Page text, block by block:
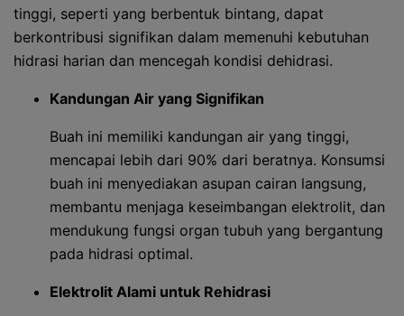
tinggi, seperti yang berbentuk bintang, dapat
berkontribusi signifikan dalam memenuhi kebutuhan
hidrasi harian dan mencegah kondisi dehidrasi.
Kandungan Air yang Signifikan
Buah ini memiliki kandungan air yang tinggi,
mencapai lebih dari 90% dari beratnya. Konsumsi
buah ini menyediakan asupan cairan langsung,
membantu menjaga keseimbangan elektrolit, dan
mendukung fungsi organ tubuh yang bergantung
pada hidrasi optimal.
Elektrolit Alami untuk Rehidrasi